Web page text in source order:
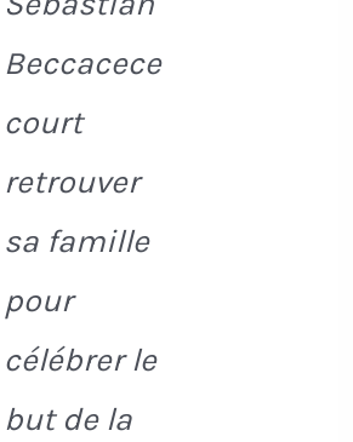
Beccacece
court
retrouver
sa famille
pour
célébrer le
but de la